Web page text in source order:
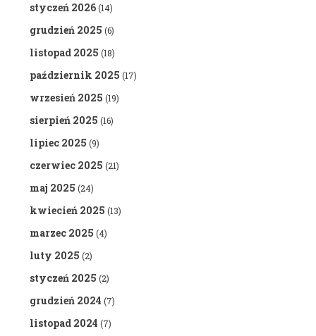
styczeń 2026(14)
grudzień 2025 (6)
listopad 2025 (18)
październik 2025 (17)
wrzesień 2025 (19)
sierpień 2025 (16)
lipiec 2025 (9)
czerwiec 2025 (21)
maj 2025 (24)
kwiecień 2025 (13)
marzec 2025 (4)
luty 2025 (2)
styczeń 2025 (2)
grudzień 2024 (7)
listopad 2024 (7)